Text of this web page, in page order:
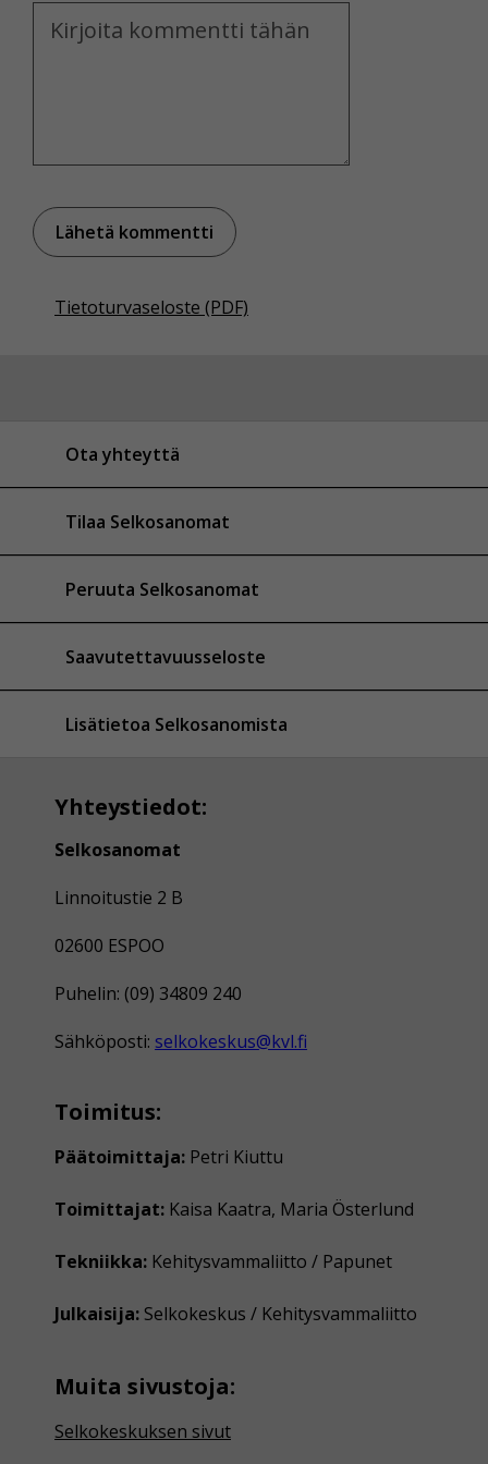
Kommentti
Tietoturvaseloste (PDF)
Ota yhteyttä
Tilaa Selkosanomat
Peruuta Selkosanomat
Saavutettavuusseloste
Lisätietoa Selkosanomista
Yhteystiedot:
Selkosanomat
Linnoitustie 2 B
02600 ESPOO
Puhelin: (09) 34809 240
Sähköposti: selkokeskus@kvl.fi
Toimitus:
Päätoimittaja: Petri Kiuttu
Toimittajat: Kaisa Kaatra, Maria Österlund
Tekniikka: Kehitysvammaliitto / Papunet
Julkaisija: Selkokeskus / Kehitysvammaliitto
Muita sivustoja:
Selkokeskuksen sivut